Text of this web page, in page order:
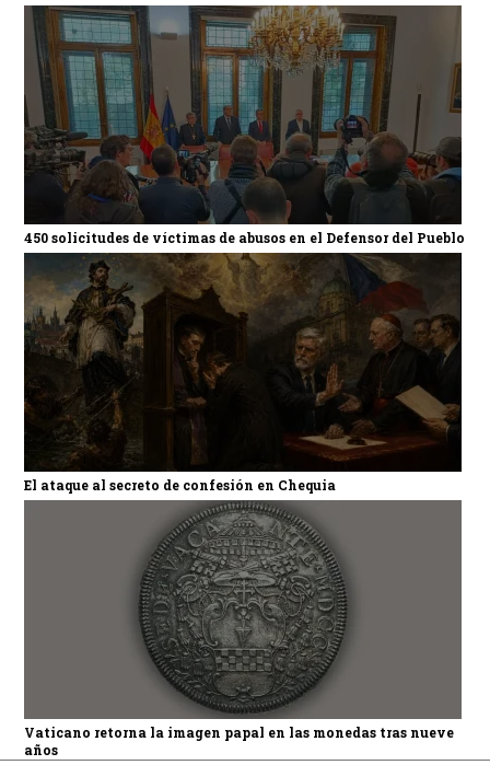
450 solicitudes de víctimas de abusos en el Defensor del Pueblo
El ataque al secreto de confesión en Chequia
Vaticano retorna la imagen papal en las monedas tras nueve
años